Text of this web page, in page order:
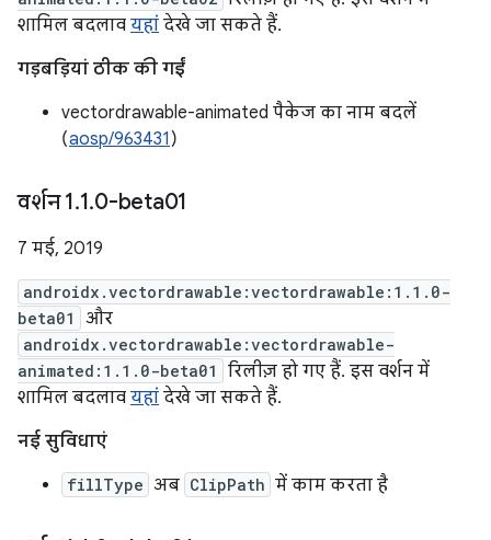
शामिल बदलाव यहां देखे जा सकते हैं.
गड़बड़ियां ठीक की गईं
vectordrawable-animated पैकेज का नाम बदलें
(aosp/963431 )
वर्शन 1.1.0-beta01
7 मई, 2019
androidx.vectordrawable:vectordrawable:1.1.0-
beta01
और
androidx.vectordrawable:vectordrawable-
animated:1.1.0-beta01
रिलीज़ हो गए हैं. इस वर्शन में
शामिल बदलाव यहां देखे जा सकते हैं.
नई सुविधाएं
fillType अब ClipPath में काम करता है